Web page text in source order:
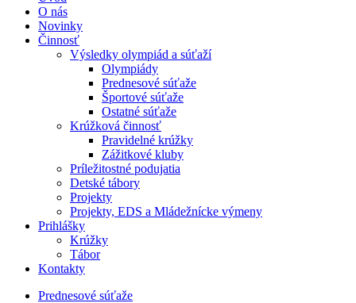
O nás
Novinky
Činnosť
Výsledky olympiád a súťaží
Olympiády
Prednesové súťaže
Športové súťaže
Ostatné súťaže
Krúžková činnosť
Pravidelné krúžky
Zážitkové kluby
Príležitostné podujatia
Detské tábory
Projekty
Projekty, EDS a Mládežnícke výmeny
Prihlášky
Krúžky
Tábor
Kontakty
Prednesové súťaže